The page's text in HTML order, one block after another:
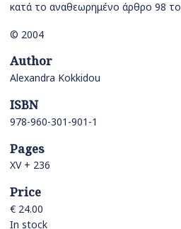
κατά το αναθεωρημένο άρθρο 98
© 2004
Author
Alexandra Kokkidou
ISBN
978-960-301-901-1
Pages
XV + 236
Price
€ 24.00
In stock